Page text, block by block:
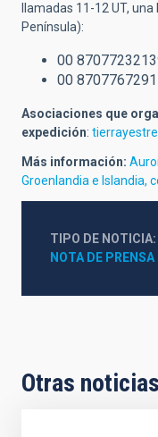
llamadas 11-12 UT,
Península):
00
00
Asociaciones que
expedición:
Más información:
Groenlandia e Islandia,
TIPO DE NOTICIA
NOTA DE PRENSA
Otras